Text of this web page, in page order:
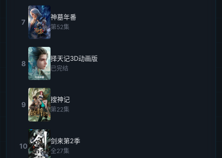
7
神墓年番
第52集
8
择天记3D动画版
已完结
9
搜神记
第22集
10
剑来第2季
全27集